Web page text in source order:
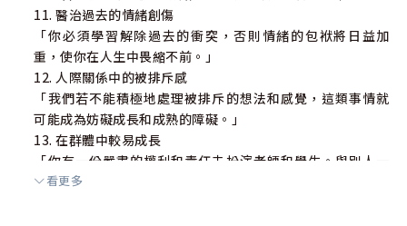
11. 醫治過去的情緒創傷
「你必須學習解除過去的衝突，否則情緒的包袱將日益加
重，使你在人生中畏縮不前。」
12. 人際關係中的被排斥感
「我們若不能積極地處理被排斥的想法和感覺，這類事情就
可能成為妨礙成長和成熟的障礙。」
13. 在群體中較易成長
「你有一份嚴肅的權利和責任去扮演老師和學生。與別人一
同學習何謂在基督裡，憑聖靈行事，和過信心的生活。」
看更多